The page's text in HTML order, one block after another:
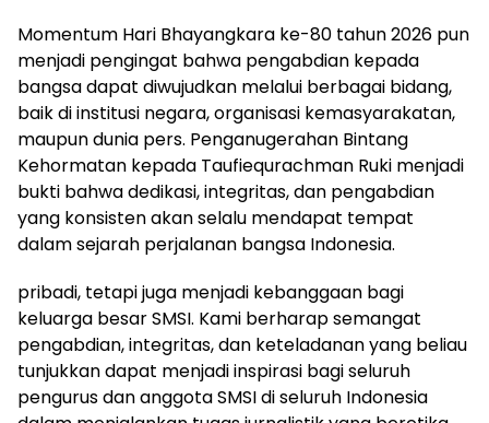
Momentum Hari Bhayangkara ke-80 tahun 2026 pun
menjadi pengingat bahwa pengabdian kepada
bangsa dapat diwujudkan melalui berbagai bidang,
baik di institusi negara, organisasi kemasyarakatan,
maupun dunia pers. Penganugerahan Bintang
Kehormatan kepada Taufiequrachman Ruki menjadi
bukti bahwa dedikasi, integritas, dan pengabdian
yang konsisten akan selalu mendapat tempat
dalam sejarah perjalanan bangsa Indonesia.
pribadi, tetapi juga menjadi kebanggaan bagi
keluarga besar SMSI. Kami berharap semangat
pengabdian, integritas, dan keteladanan yang beliau
tunjukkan dapat menjadi inspirasi bagi seluruh
pengurus dan anggota SMSI di seluruh Indonesia